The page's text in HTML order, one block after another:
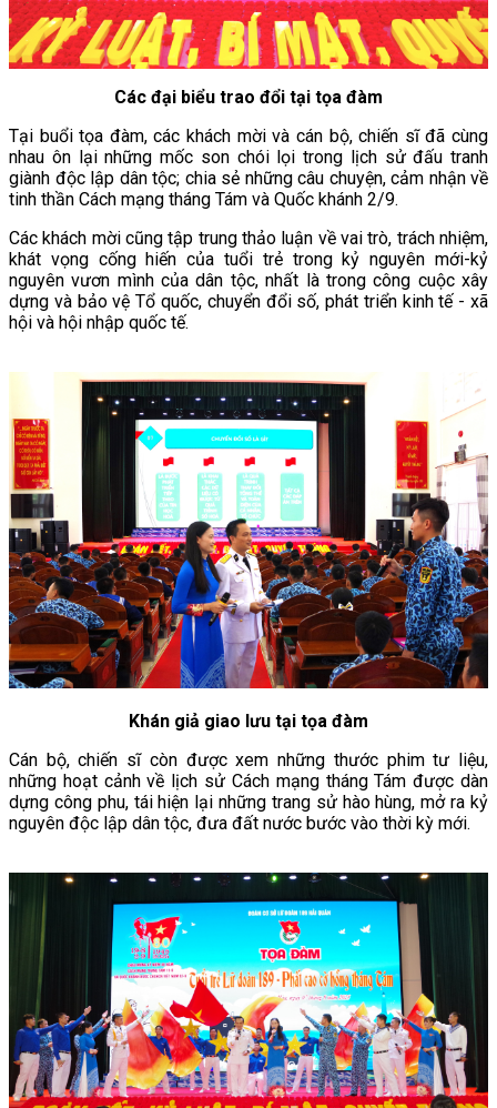
Các đại biểu trao đổi tại tọa đàm
Tại buổi tọa đàm, các khách mời và cán bộ, chiến sĩ đã cùng
nhau ôn lại những mốc son chói lọi trong lịch sử đấu tranh
giành độc lập dân tộc; chia sẻ những câu chuyện, cảm nhận về
tinh thần Cách mạng tháng Tám và Quốc khánh 2/9.
Các khách mời cũng tập trung thảo luận về vai trò, trách nhiệm,
khát vọng cống hiến của tuổi trẻ trong kỷ nguyên mới-kỷ
nguyên vươn mình của dân tộc, nhất là trong công cuộc xây
dựng và bảo vệ Tổ quốc, chuyển đổi số, phát triển kinh tế - xã
hội và hội nhập quốc tế.
Khán giả giao lưu tại tọa đàm
Cán bộ, chiến sĩ còn được xem những thước phim tư liệu,
những hoạt cảnh về lịch sử Cách mạng tháng Tám được dàn
dựng công phu, tái hiện lại những trang sử hào hùng, mở ra kỷ
nguyên độc lập dân tộc, đưa đất nước bước vào thời kỳ mới.